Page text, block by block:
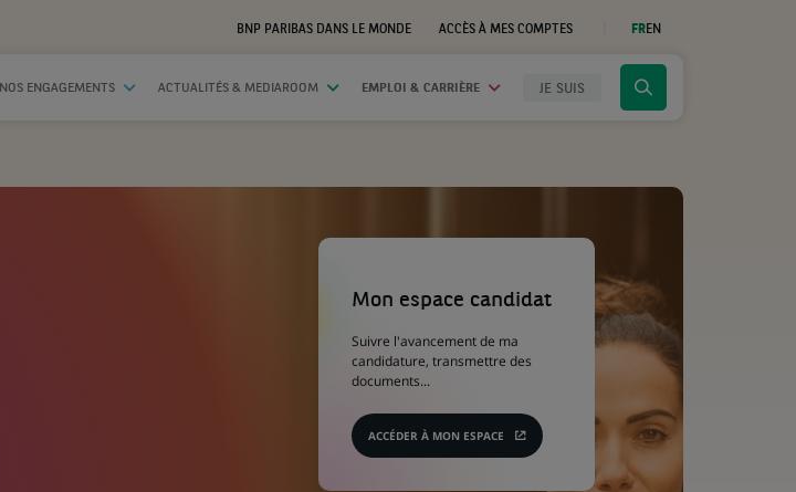
BNP PARIBAS DANS LE MONDE
ACCÈS À MES COMPTES
DANS
UN
FREN
NOS ENGAGEMENTS ACTUALITÉS & MEDIAROOM EMPLOI & CARRIÈRE JE SUIS
Cliquer
moteur
Mon espace candidat
Suivre l'avancement de ma
candidature, transmettre des
documents...
ACCÉDER À MON ESPACE
(Ce
s'ouvre
dans
nouvel
onglet)